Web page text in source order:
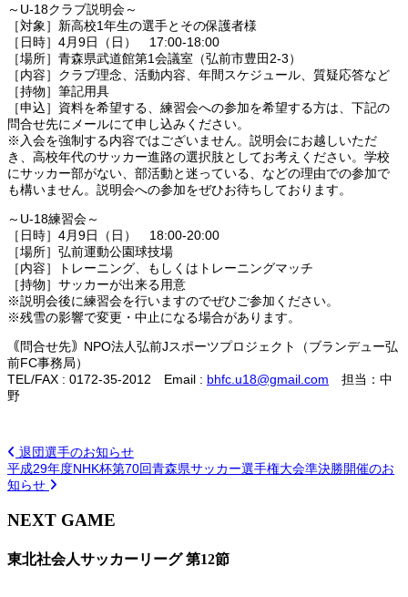
～U-18クラブ説明会～
［対象］新高校1年生の選手とその保護者様
［日時］4月9日（日） 17:00‐18:00
［場所］青森県武道館第1会議室（弘前市豊田2-3）
［内容］クラブ理念、活動内容、年間スケジュール、質疑応答など
［持物］筆記用具
［申込］資料を希望する、練習会への参加を希望する方は、下記の
問合せ先にメールにて申し込みください。
※入会を強制する内容ではございません。説明会にお越しいただ
き、高校年代のサッカー進路の選択肢としてお考えください。学校
にサッカー部がない、部活動と迷っている、などの理由での参加で
も構いません。説明会への参加をぜひお待ちしております。
～U-18練習会～
［日時］4月9日（日） 18:00‐20:00
［場所］弘前運動公園球技場
［内容］トレーニング、もしくはトレーニングマッチ
［持物］サッカーが出来る用意
※説明会後に練習会を行いますのでぜひご参加ください。
※残雪の影響で変更・中止になる場合があります。
｟問合せ先｠NPO法人弘前Jスポーツプロジェクト（ブランデュー弘
前FC事務局）
TEL/FAX : 0172-35-2012 Email : bhfc.u18@gmail.com 担当：中
野
退団選手のお知らせ
平成29年度NHK杯第70回青森県サッカー選手権大会準決勝開催のお
知らせ
NEXT GAME
東北社会人サッカーリーグ 第12節